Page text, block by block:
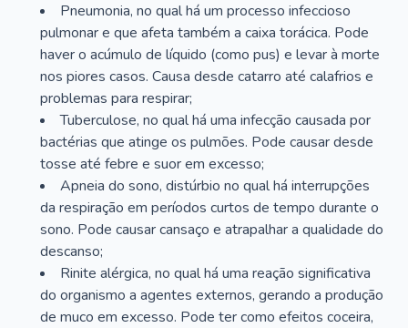
Pneumonia, no qual há um processo infeccioso
pulmonar e que afeta também a caixa torácica. Pode
haver o acúmulo de líquido (como pus) e levar à morte
nos piores casos. Causa desde catarro até calafrios e
problemas para respirar;
Tuberculose, no qual há uma infecção causada por
bactérias que atinge os pulmões. Pode causar desde
tosse até febre e suor em excesso;
Apneia do sono, distúrbio no qual há interrupções
da respiração em períodos curtos de tempo durante o
sono. Pode causar cansaço e atrapalhar a qualidade do
descanso;
Rinite alérgica, no qual há uma reação significativa
do organismo a agentes externos, gerando a produção
de muco em excesso. Pode ter como efeitos coceira,